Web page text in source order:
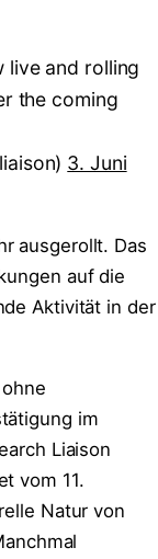
live and rolling
the coming
3. Juni
ausgerollt. Das
auf die
Aktivität in der
im
Liaison
vom 11.
Natur von